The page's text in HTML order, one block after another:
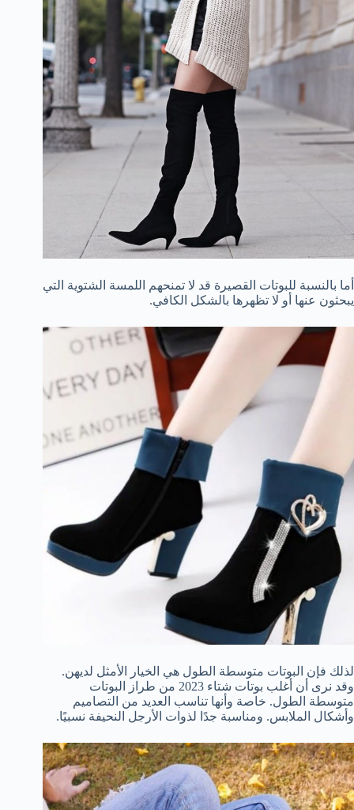
أما بالنسبة للبوتات القصيرة قد لا تمنحهم اللمسة الشتوية التي
يبحثون عنها أو لا تظهرها بالشكل الكافي.
لذلك فإن البوتات متوسطة الطول هي الخيار الأمثل لديهن.
وقد نرى أن أغلب بوتات شتاء 2023 من طراز البوتات
متوسطة الطول. خاصة وأنها تناسب العديد من التصاميم
وأشكال الملابس. ومناسبة جدًا لذوات الأرجل النحيفة نسبيًا.